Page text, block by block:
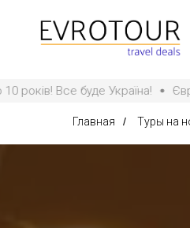
буде Україна! Євротур 10
Главная / Туры на